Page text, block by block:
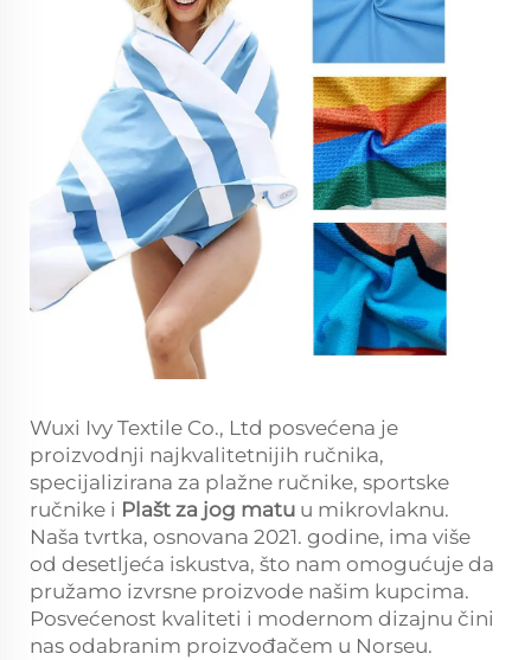
Wuxi Ivy Textile Co., Ltd posvećena je
proizvodnji najkvalitetnijih ručnika,
specijalizirana za plažne ručnike, sportske
ručnike i Plašt za jog matu u mikrovlaknu.
Naša tvrtka, osnovana 2021. godine, ima više
od desetljeća iskustva, što nam omogućuje da
pružamo izvrsne proizvode našim kupcima.
Posvećenost kvaliteti i modernom dizajnu čini
nas odabranim proizvođačem u Norseu.